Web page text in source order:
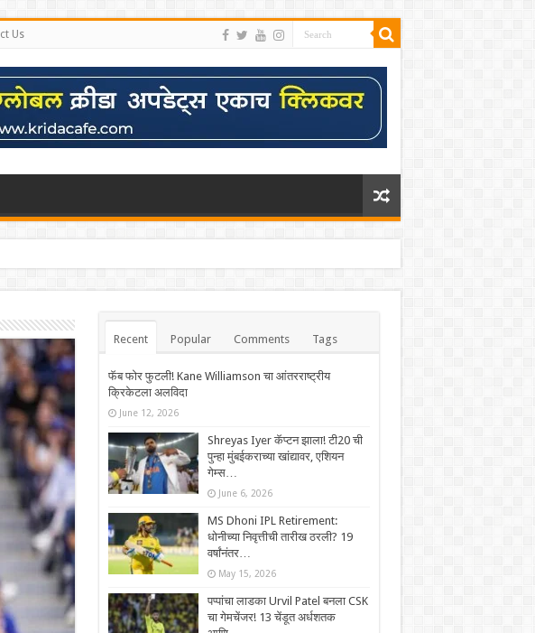
Us
Recent Popular Comments Tags
फॅब फोर फुटली! Kane Williamson चा आंतरराष्ट्रीय
क्रिकेटला अलविदा
June 12, 2026
Shreyas Iyer कॅप्टन झाला! टी20 ची
पुन्हा मुंबईकराच्या खांद्यावर, एशियन
गेम्स…
June 6, 2026
MS Dhoni IPL Retirement:
धोनीच्या निवृत्तीची तारीख ठरली? 19
वर्षांनंतर…
May 15, 2026
पप्पांचा लाडका Urvil Patel बनला CSK
चा गेमचेंजर! 13 चेंडूत अर्धशतक